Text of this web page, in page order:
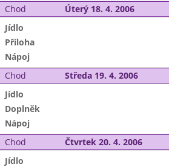
Chod Úterý 18. 4. 2006
Jídlo
Příloha
Nápoj
Chod Středa 19. 4. 2006
Jídlo
Doplněk
Nápoj
Chod Čtvrtek 20. 4. 2006
Jídlo